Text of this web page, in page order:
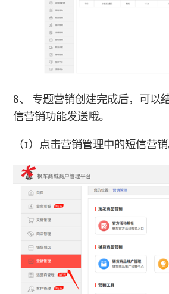
8、
专题营销创建完成后，可以
信营销功能发送哦。
（1）点击营销管理中的短信营销